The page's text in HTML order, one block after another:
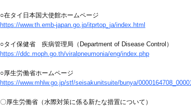
○在タイ日本国大使館ホームページ
https://www.th.emb-japan.go.jp/itprtop_ja/index.html
○タイ保健省 疾病管理局（Department of Disease Control）
https://ddc.moph.go.th/viralpneumonia/eng/index.php
○厚生労働省ホームページ
https://www.mhlw.go.jp/stf/seisakunitsuite/bunya/
〇厚生労働省（水際対策に係る新たな措置について）